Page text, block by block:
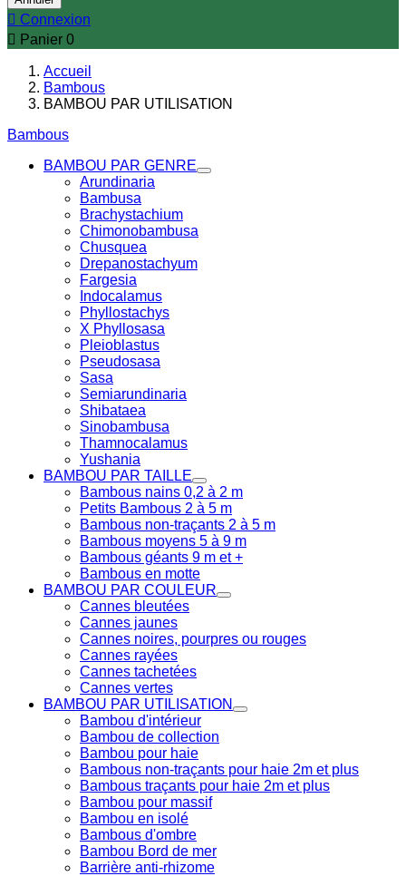
 Connexion
 Panier 0
Accueil
Bambous
BAMBOU PAR UTILISATION
Bambous
BAMBOU PAR GENRE
Arundinaria
Bambusa
Brachystachium
Chimonobambusa
Chusquea
Drepanostachyum
Fargesia
Indocalamus
Phyllostachys
X Phyllosasa
Pleioblastus
Pseudosasa
Sasa
Semiarundinaria
Shibataea
Sinobambusa
Thamnocalamus
Yushania
BAMBOU PAR TAILLE
Bambous nains 0,2 à 2 m
Petits Bambous 2 à 5 m
Bambous non-traçants 2 à 5 m
Bambous moyens 5 à 9 m
Bambous géants 9 m et +
Bambous en motte
BAMBOU PAR COULEUR
Cannes bleutées
Cannes jaunes
Cannes noires, pourpres ou rouges
Cannes rayées
Cannes tachetées
Cannes vertes
BAMBOU PAR UTILISATION
Bambou d'intérieur
Bambou de collection
Bambou pour haie
Bambous non-traçants pour haie 2m et plus
Bambous traçants pour haie 2m et plus
Bambou pour massif
Bambou en isolé
Bambous d'ombre
Bambou Bord de mer
Barrière anti-rhizome